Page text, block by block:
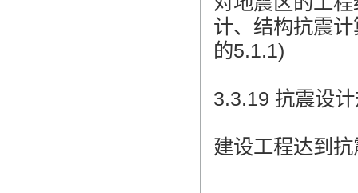
计、结构抗震
的5.1.1)
3.3.19 抗震设
建设工程达到